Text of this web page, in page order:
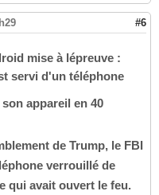
#6
mise à lépreuve :
servi d'un téléphone
appareil en 40
de Trump, le FBI
verrouillé de
qui avait ouvert le feu.